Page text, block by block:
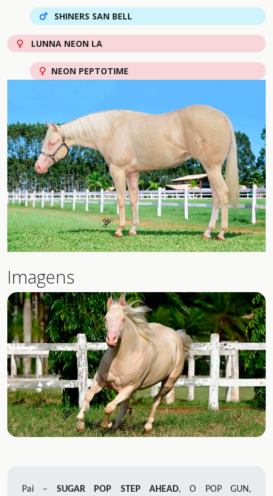
SHINERS SAN BELL
LUNNA NEON LA
NEON PEPTOTIME
Imagens
Pai – SUGAR POP STEP AHEAD, O POP GUN,